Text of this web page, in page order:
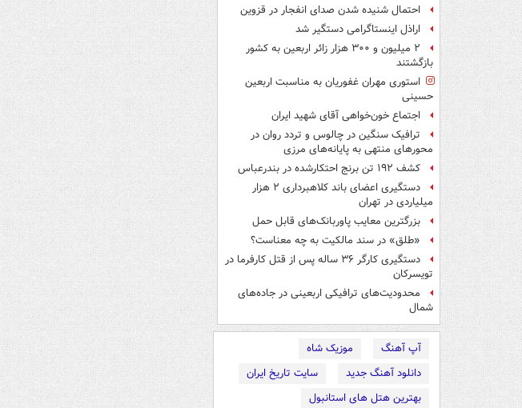
احتمال شنیده شدن صدای انفجار در قزوین
اراذل اینستاگرامی دستگیر شد
۲ میلیون و ۳۰۰ هزار زائر اربعین به کشور
بازگشتند
استوری مهران غفوریان به مناسبت اربعین
حسینی
اجتماع خون‌خواهی آقای شهید ایران
ترافیک سنگین در چالوس و تردد روان در
محورهای منتهی به پایانه‌های مرزی
کشف ۱۹۲ تن برنج احتکارشده در بندرعباس
دستگیری اعضای باند کلاهبرداری ۲ هزار
میلیاردی در تهران
بزرگترین معایب پاوربانک‌های قابل حمل
«طلق» در سند مالکیت به چه معناست؟
دستگیری کارگر ۳۶ ساله پس از قتل کارفرما در
تویسرکان
محدودیت‌های ترافیکی اربعینی در جاده‌های
شمال‌
آپ آهنگ
موزیک شاه
دانلود آهنگ جدید
سایت تاریخ ایران
بهترین هتل های استانبول